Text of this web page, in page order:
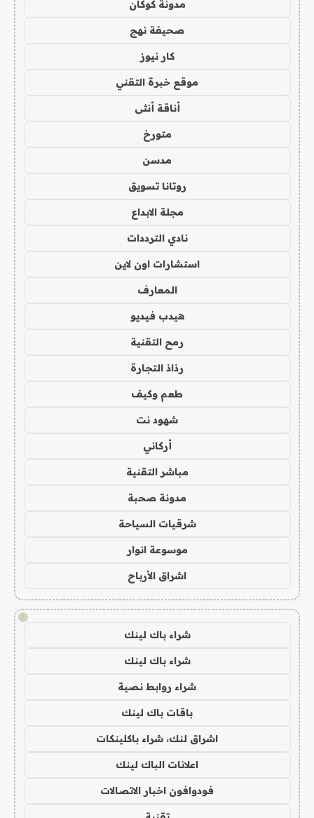
مدونة كوكان
صحيفة نهج
كار نيوز
موقع خبرة التقني
أناقة أنثى
متورخ
مدسن
روتانا تسويق
مجلة الابداع
نادي الترددات
استشارات اون لاين
المعارف
هيدب فيديو
رمح التقنية
رذاذ التجارة
طعم وكيف
شهود نت
أركاني
مباشر التقنية
مدونة صحبة
شرقيات السياحة
موسوعة انوار
اشراق الأرباح
!
شراء باك لينك
شراء باك لينك
شراء روابط نصية
باقات باك لينك
اشراق لنك، شراء باكلينكات
اعلانات الباك لينك
فودوافون اخبار الاتصالات